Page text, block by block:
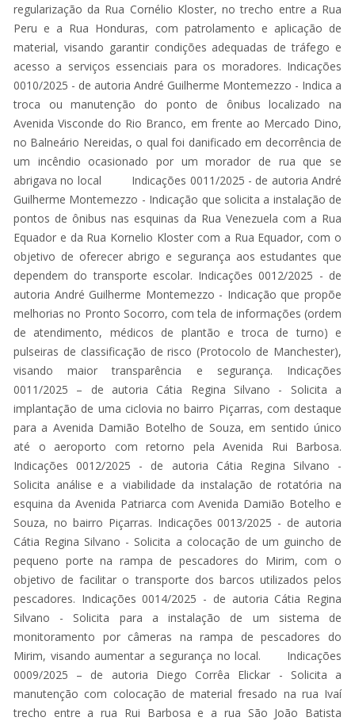
regularização da Rua Cornélio Kloster, no trecho entre a Rua
Peru e a Rua Honduras, com patrolamento e aplicação de
material, visando garantir condições adequadas de tráfego e
acesso a serviços essenciais para os moradores. Indicações
0010/2025 - de autoria André Guilherme Montemezzo - Indica a
troca ou manutenção do ponto de ônibus localizado na
Avenida Visconde do Rio Branco, em frente ao Mercado Dino,
no Balneário Nereidas, o qual foi danificado em decorrência de
um incêndio ocasionado por um morador de rua que se
abrigava no local Indicações 0011/2025 - de autoria André
Guilherme Montemezzo - Indicação que solicita a instalação de
pontos de ônibus nas esquinas da Rua Venezuela com a Rua
Equador e da Rua Kornelio Kloster com a Rua Equador, com o
objetivo de oferecer abrigo e segurança aos estudantes que
dependem do transporte escolar. Indicações 0012/2025 - de
autoria André Guilherme Montemezzo - Indicação que propõe
melhorias no Pronto Socorro, com tela de informações (ordem
de atendimento, médicos de plantão e troca de turno) e
pulseiras de classificação de risco (Protocolo de Manchester),
visando maior transparência e segurança. Indicações
0011/2025 – de autoria Cátia Regina Silvano - Solicita a
implantação de uma ciclovia no bairro Piçarras, com destaque
para a Avenida Damião Botelho de Souza, em sentido único
até o aeroporto com retorno pela Avenida Rui Barbosa.
Indicações 0012/2025 - de autoria Cátia Regina Silvano -
Solicita análise e a viabilidade da instalação de rotatória na
esquina da Avenida Patriarca com Avenida Damião Botelho e
Souza, no bairro Piçarras. Indicações 0013/2025 - de autoria
Cátia Regina Silvano - Solicita a colocação de um guincho de
pequeno porte na rampa de pescadores do Mirim, com o
objetivo de facilitar o transporte dos barcos utilizados pelos
pescadores. Indicações 0014/2025 - de autoria Cátia Regina
Silvano - Solicita para a instalação de um sistema de
monitoramento por câmeras na rampa de pescadores do
Mirim, visando aumentar a segurança no local. Indicações
0009/2025 – de autoria Diego Corrêa Elickar - Solicita a
manutenção com colocação de material fresado na rua Ivaí
trecho entre a rua Rui Barbosa e a rua São João Batista